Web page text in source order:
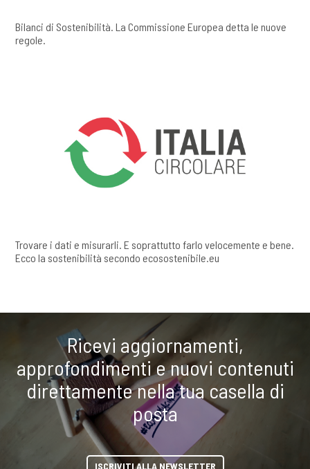
Bilanci di Sostenibilità. La Commissione Europea detta le nuove
regole.
Trovare i dati e misurarli. E soprattutto farlo velocemente e bene.
Ecco la sostenibilità secondo ecosostenibile.eu
Ricevi aggiornamenti,
approfondimenti e nuovi contenuti
direttamente nella tua casella di
posta
ISCRIVITI ALLA NEWSLETTER